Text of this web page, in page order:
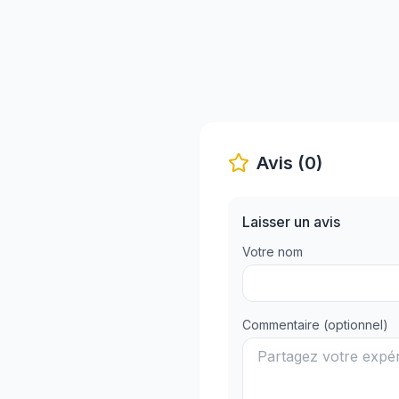
Avis (0)
Laisser un avis
Votre nom
Commentaire (optionnel)